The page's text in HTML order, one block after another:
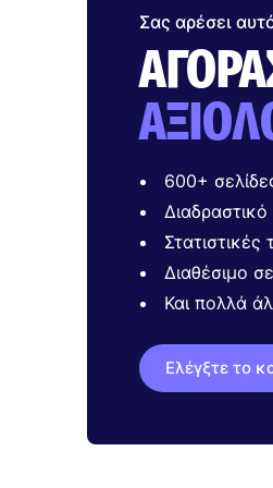
Σας αρέσει
600+
Στατιστικές
Και πολλά
Ελέγξτε το